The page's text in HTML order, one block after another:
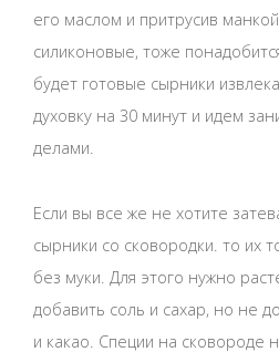
его маслом и притрусив
силиконовые, тоже
будет готовые сырники
духовку на 30 минут и идем
делами.
Если вы все же не хотите
сырники со сковородки. то их
без муки. Для этого нужно
добавить соль и сахар, но не
и какао. Специи на сковороде